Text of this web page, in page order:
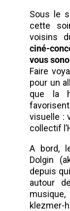
Sous le
cette
voisins
ciné-
vous
Faire
pour un
que la
visuelle :
collectif
A bord,
Dolgin
depuis
autour
klezmer-